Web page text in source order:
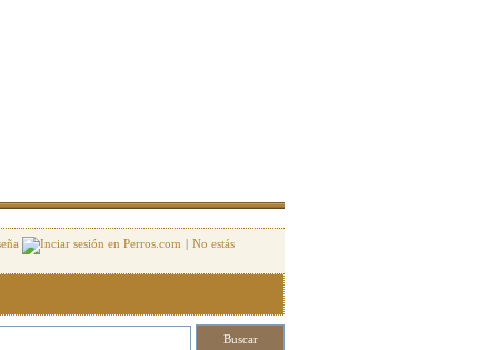
| No estás